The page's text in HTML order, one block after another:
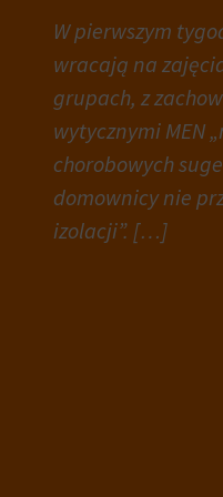
W pierwszym
wracają na
grupach, z
wytycznymi MEN
chorobowych
domownicy nie
izolacji”. […]